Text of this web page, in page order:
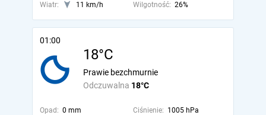
Wiatr:
11 km/h Wilgotność: 26%
01:00
18°C
Odczuwalna 18°C
Prawie bezchmurnie
Opad: 0 mm Ciśnienie: 1005 hPa